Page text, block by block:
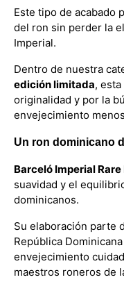
Este tipo de acabado
del ron sin perder la
Imperial.
Dentro de nuestra
edición limitada,
originalidad y por la
envejecimiento
Un ron dominicano
Barceló Imperial
suavidad y el
dominicanos.
Su elaboración parte
República
envejecimiento
maestros roneros de